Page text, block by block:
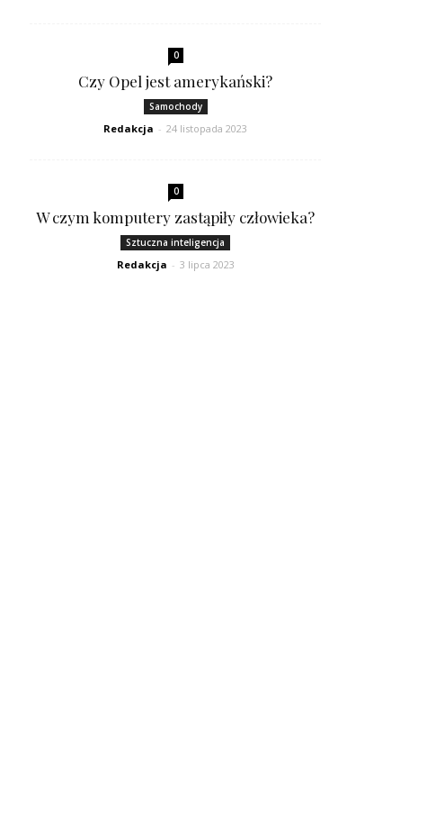
0
Czy Opel jest amerykański?
Samochody
Redakcja - 24 listopada 2023
0
W czym komputery zastąpiły człowieka?
Sztuczna inteligencja
Redakcja - 3 lipca 2023